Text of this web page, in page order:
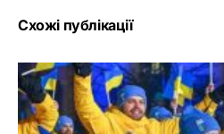
Схожі публікації